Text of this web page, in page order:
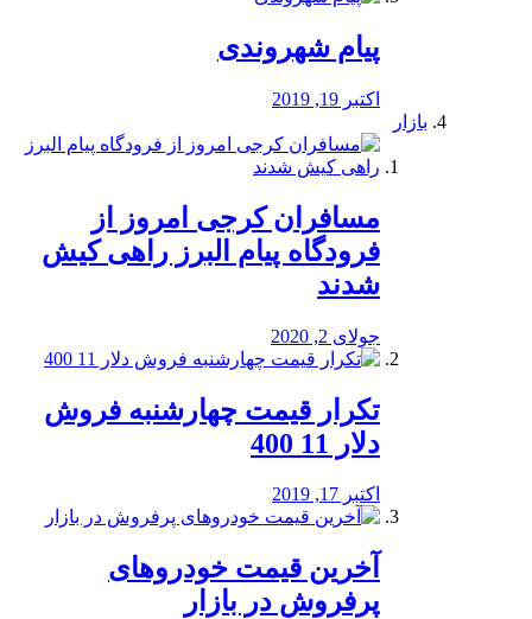
پیام شهروندی
اکتبر 19, 2019
بازار
مسافران کرجی امروز از
فرودگاه پیام البرز راهی کیش
شدند
جولای 2, 2020
تکرار قیمت چهارشنبه فروش
دلار 11 400
اکتبر 17, 2019
آخرین قیمت خودرو‌های
پرفروش در بازار